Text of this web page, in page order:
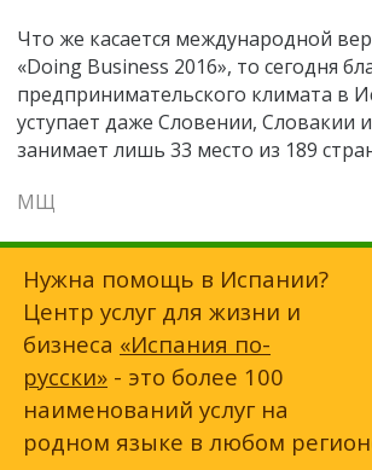
Что же касается международной
«Doing Business 2016», то сегодня
предпринимательского климата в
уступает даже Словении, Словакии
занимает лишь 33 место из 189
МЩ
Нужна помощь в Испании?
Центр услуг для жизни и
бизнеса «Испания по-
русски» - это более 100
наименований услуг на
родном языке в любом